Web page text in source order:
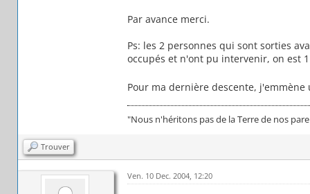
Par avance merci.
Ps: les 2 personnes qui sont sorties
occupés et n'ont pu intervenir, on est
Pour ma dernière descente,
"Nous n'héritons pas de la Terre de nos
Trouver
Ven. 10 Dec. 2004, 12:20